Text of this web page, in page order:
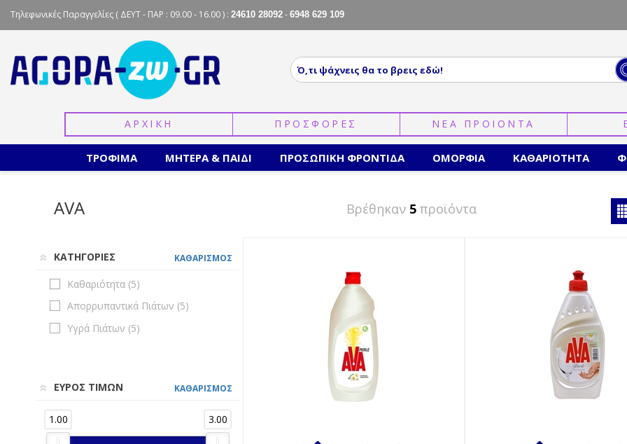
Τηλεφωνικές Παραγγελίες ( ΔΕΥΤ - ΠΑΡ : 09.00 - 16.00 ) : 24610 28092 - 6948 629 109
ΑΡΧΙΚΗ ΠΡΟΣΦΟΡΕΣ ΝΕΑ ΠΡΟΙΟΝΤΑ
ΤΡΟΦΙΜΑ ΜΗΤΕΡΑ & ΠΑΙΔΙ ΠΡΟΣΩΠΙΚΗ ΦΡΟΝΤΙΔΑ ΟΜΟΡΦΙΑ ΚΑΘΑΡΙΟΤΗΤΑ
AVA Βρέθηκαν 5 προϊόντα
ΚΑΤΗΓΟΡΙΕΣ ΚΑΘΑΡΙΣΜΟΣ
Καθαριότητα (5)
Απορρυπαντικά Πιάτων (5)
Υγρά Πιάτων (5)
ΕΥΡΟΣ ΤΙΜΩΝ ΚΑΘΑΡΙΣΜΟΣ
1.00 3.00